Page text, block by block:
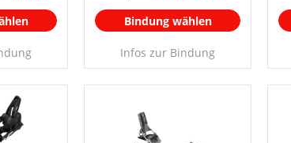
Bindung wählen
Infos zur Bindung